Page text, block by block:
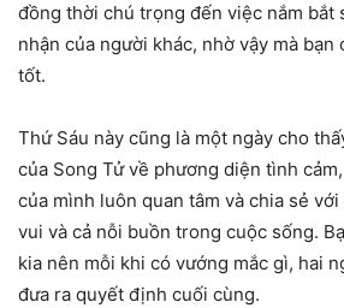
đồng thời chú trọng đến việc nắm bắt
nhận của người khác, nhờ vậy mà bạn
tốt.
Thứ Sáu này cũng là một ngày cho
của Song Tử về phương diện tình
của mình luôn quan tâm và chia sẻ
vui và cả nỗi buồn trong cuộc sống.
kia nên mỗi khi có vướng mắc gì, hai
đưa ra quyết định cuối cùng.